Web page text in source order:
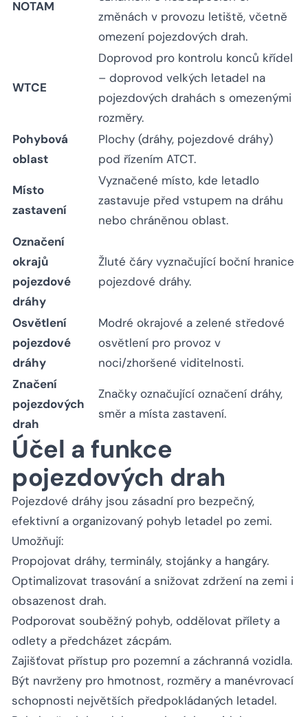
NOTAM
změnách v provozu letiště, včetně
omezení pojezdových drah.
WTCE
Doprovod pro kontrolu konců křídel
– doprovod velkých letadel na
pojezdových drahách s omezenými
rozměry.
Pohybová
oblast
Plochy (dráhy, pojezdové dráhy)
pod řízením ATCT.
Místo
zastavení
Vyznačené místo, kde letadlo
zastavuje před vstupem na dráhu
nebo chráněnou oblast.
Označení
okrajů
pojezdové
dráhy
Žluté čáry vyznačující boční hranice
pojezdové dráhy.
Osvětlení
pojezdové
dráhy
Modré okrajové a zelené středové
osvětlení pro provoz v
noci/zhoršené viditelnosti.
Značení
pojezdových
drah
Značky označující označení dráhy,
směr a místa zastavení.
Účel a funkce
pojezdových drah
Pojezdové dráhy jsou zásadní pro bezpečný,
efektivní a organizovaný pohyb letadel po zemi.
Umožňují:
Propojovat dráhy, terminály, stojánky a hangáry.
Optimalizovat trasování a snižovat zdržení na zemi i
obsazenost drah.
Podporovat souběžný pohyb, oddělovat přílety a
odlety a předcházet zácpám.
Zajišťovat přístup pro pozemní a záchranná vozidla.
Být navrženy pro hmotnost, rozměry a manévrovací
schopnosti největších předpokládaných letadel.